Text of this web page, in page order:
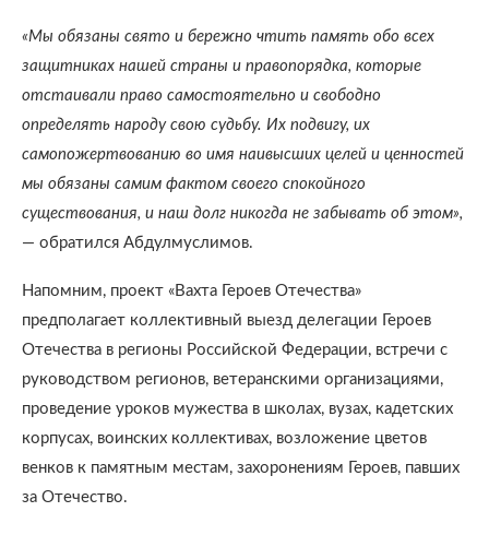
«Мы обязаны свято и бережно чтить память обо всех
защитниках нашей страны и правопорядка, которые
отстаивали право самостоятельно и свободно
определять народу свою судьбу. Их подвигу, их
самопожертвованию во имя наивысших целей и ценностей
мы обязаны самим фактом своего спокойного
существования, и наш долг никогда не забывать об этом»,
— обратился Абдулмуслимов.
Напомним, проект «Вахта Героев Отечества»
предполагает коллективный выезд делегации Героев
Отечества в регионы Российской Федерации, встречи с
руководством регионов, ветеранскими организациями,
проведение уроков мужества в школах, вузах, кадетских
корпусах, воинских коллективах, возложение цветов
венков к памятным местам, захоронениям Героев, павших
за Отечество.